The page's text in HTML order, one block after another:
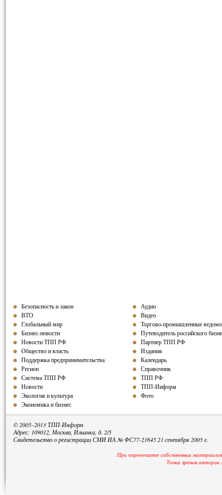
Безопасность и закон
ВТО
Глобальный мир
Бизнес-новости
Новости ТПП РФ
Общество и власть
Поддержка предпринимательства
Регион
Система ТПП РФ
Новости
Экология и культура
Экономика и бизнес
Аудио
Видео
Торгово-промышленные
Путеводитель российского
Партнер ТПП РФ
Издания
Календарь
Справочник
ТПП РФ
ТПП-Информ
Фото
© 2005–2013 ТПП-Информ
Адрес: 109012, Москва, Ильинка, д. 2/5
Свидетельство о регистрации СМИ ИА № ФС77-21645 21 сентября 2005 г.
При перепечатке собственных
Точка зрения